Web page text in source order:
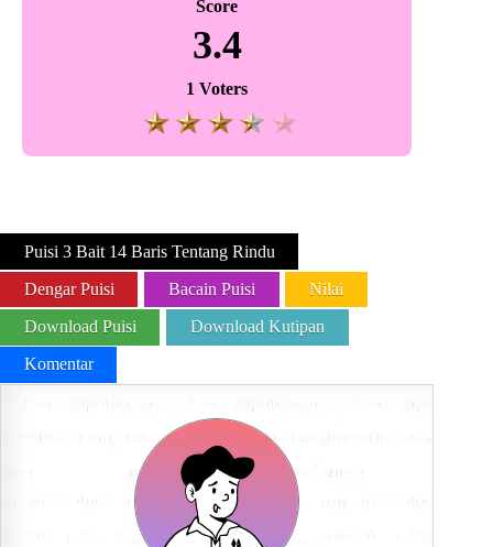
Score
3.4
1 Voters
Puisi 3 Bait 14 Baris Tentang Rindu
Dengar Puisi Bacain Puisi Nilai
Download Puisi Download Kutipan
Komentar